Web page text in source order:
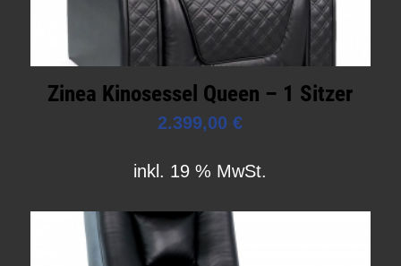
Zinea Kinosessel Queen – 1 Sitzer
2.399,00€
inkl. 19 % MwSt.